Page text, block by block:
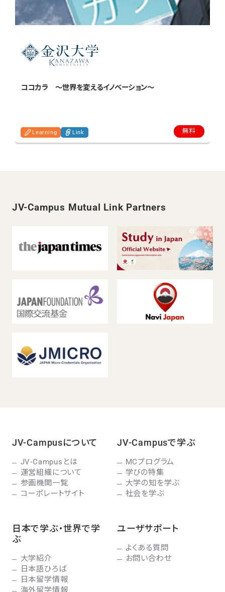
ココカラ ～世界を変えるイノベーション～
Learning Link 無料
JV-Campus Mutual Link Partners
JV-Campusについて
JV-Campusとは
運営組織について
参画機関一覧
コーポレートサイト
JV-Campusで学ぶ
MCプログラム
学びの特集
大学の知を学ぶ
社会を学ぶ
日本で学ぶ・世界で学
ぶ
大学紹介
日本語ひろば
日本留学情報
海外留学情報
ユーザサポート
よくある質問
お問い合わせ